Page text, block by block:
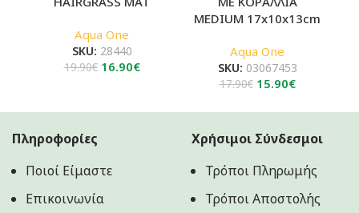
Aqua One
SKU: 28440
19.90€ Original
19.90€.
16.90€Η
είναι:
MEDIUM 17x10x13cm
Aqua One
SKU: 03067453
17.90€ Original
was:
17.90€.
15.90€Η
τιμή
είναι:
15.90€.
Πληροφορίες
Ποιοί Είμαστε
Επικοινωνία
Χρήσιμοι Σύνδεσμοι
Τρόποι Πληρωμής
Τρόποι Αποστολής